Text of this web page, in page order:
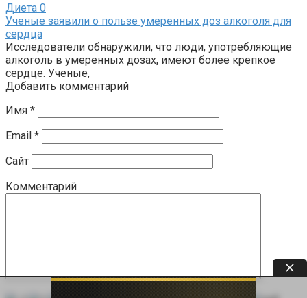
Диета 0
Ученые заявили о пользе умеренных доз алкоголя для
сердца
Исследователи обнаружили, что люди, употребляющие
алкоголь в умеренных дозах, имеют более крепкое
сердце. Ученые,
Добавить комментарий
Имя *
Email *
Сайт
Комментарий